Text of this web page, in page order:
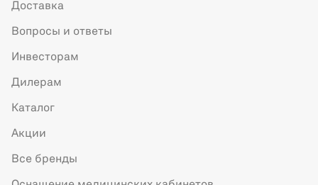
Доставка
Вопросы и ответы
Инвесторам
Дилерам
Каталог
Акции
Все бренды